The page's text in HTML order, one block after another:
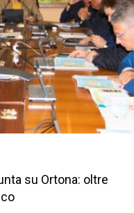
su Ortona: oltre